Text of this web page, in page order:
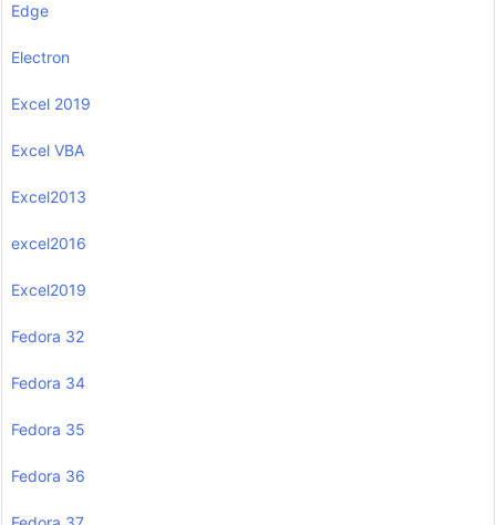
Edge
Electron
Excel 2019
Excel VBA
Excel2013
excel2016
Excel2019
Fedora 32
Fedora 34
Fedora 35
Fedora 36